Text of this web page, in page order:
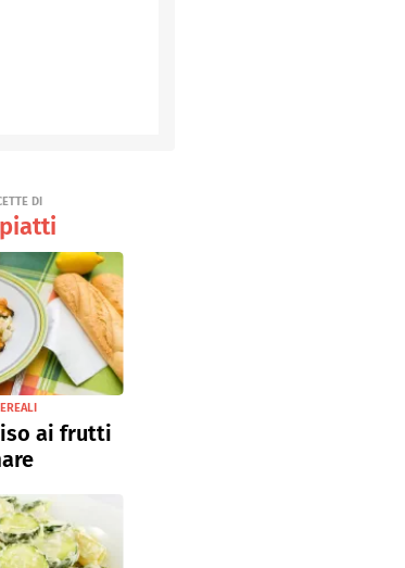
DI
ai frutti